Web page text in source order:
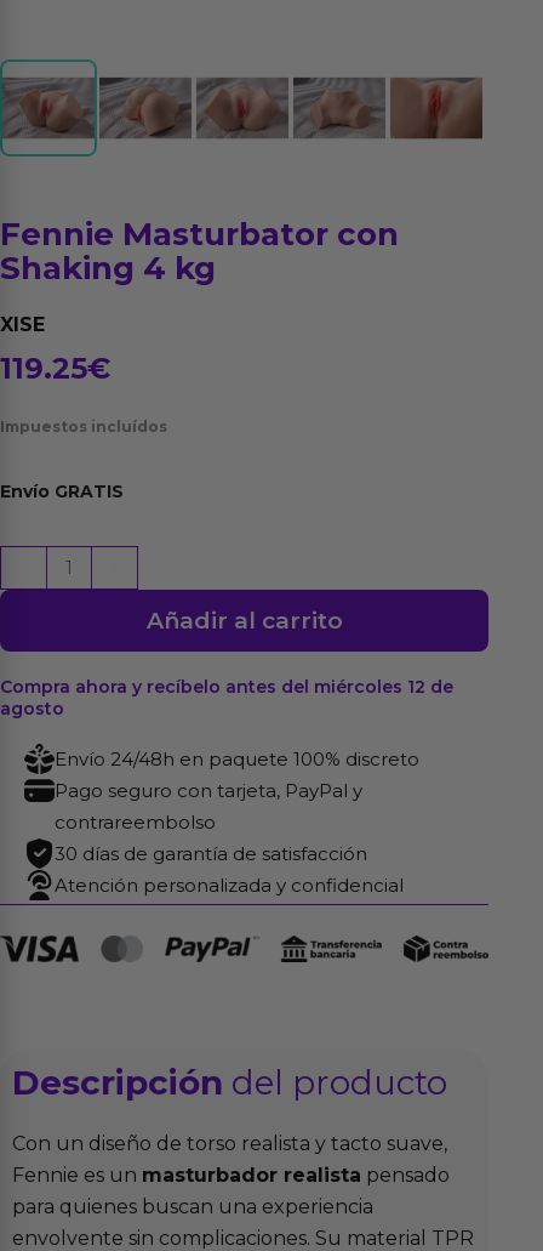
Fennie Masturbator con
Shaking 4 kg
XISE
119.25€
Impuestos incluídos
Envío GRATIS
Masturbator
Shaking
4
kg
cantidad
Añadir al carrito
Compra ahora y recíbelo antes del miércoles 12 de
agosto
Envío 24/48h en paquete 100% discreto
Pago seguro con tarjeta, PayPal y
contrareembolso
30 días de garantía de satisfacción
Atención personalizada y confidencial
Descripción del producto
Con un diseño de torso realista y tacto suave,
Fennie es un masturbador realista pensado
para quienes buscan una experiencia
envolvente sin complicaciones. Su material TPR